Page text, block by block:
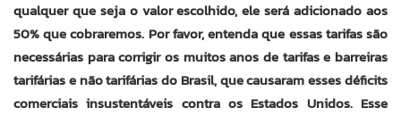
qualquer que seja o valor escolhido, ele será adicionado aos
50% que cobraremos. Por favor, entenda que essas tarifas são
necessárias para corrigir os muitos anos de tarifas e barreiras
tarifárias e não tarifárias do Brasil, que causaram esses déficits
comerciais insustentáveis contra os Estados Unidos. Esse